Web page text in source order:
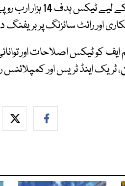
اسی طرح 26-2025
اور رائٹ سائزنگ پر
ایف کو ٹیکس اصلاحات اور
ٹریک اینڈ ٹریس اور